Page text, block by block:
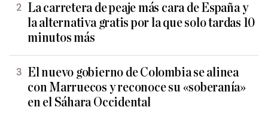
La carretera de peaje más cara de España y
la alternativa gratis por la que solo tardas 10
minutos más
El nuevo gobierno de Colombia se alinea
con Marruecos y reconoce su «soberanía»
en el Sáhara Occidental